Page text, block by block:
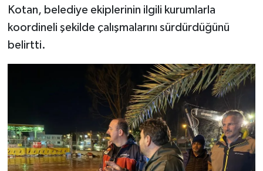
Kotan, belediye ekiplerinin ilgili kurumlarla
koordineli şekilde çalışmalarını sürdürdüğünü
belirtti.